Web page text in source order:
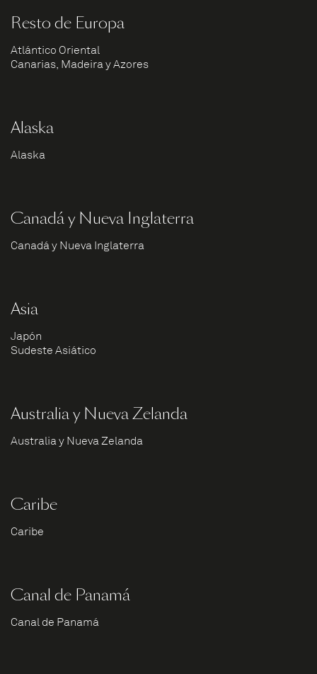
Resto de Europa
Atlántico Oriental
Canarias, Madeira y Azores
Alaska
Alaska
Canadá y Nueva Inglaterra
Canadá y Nueva Inglaterra
Asia
Japón
Sudeste Asiático
Australia y Nueva Zelanda
Australia y Nueva Zelanda
Caribe
Caribe
Canal de Panamá
Canal de Panamá